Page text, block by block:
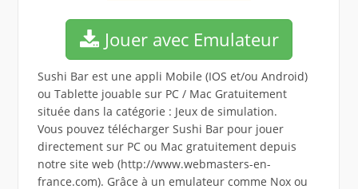
Jouer avec Emulateur
Sushi Bar est une appli Mobile (IOS et/ou Android)
ou Tablette jouable sur PC / Mac Gratuitement
située dans la catégorie : Jeux de simulation.
Vous pouvez télécharger Sushi Bar pour jouer
directement sur PC ou Mac gratuitement depuis
notre site web (http://www.webmasters-en-
france.com). Grâce à un emulateur comme Nox ou